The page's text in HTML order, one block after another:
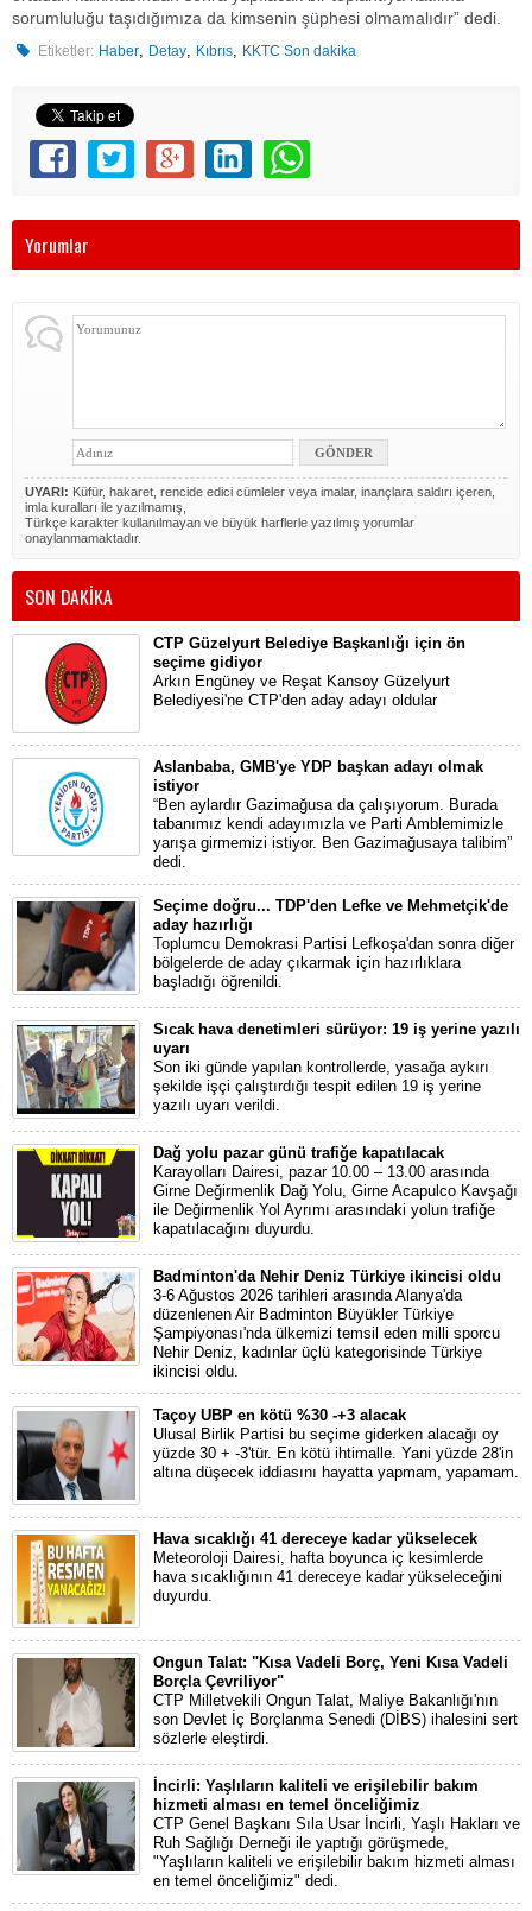
sorumluluğu taşıdığımıza da kimsenin şüphesi olmamalıdır” dedi.
Etiketler: Haber Detay Kıbrıs KKTC Son dakika
Yorumlar
UYARI: Küfür, hakaret, rencide edici cümleler veya imalar, inançlara saldırı içeren,
imla kuralları ile yazılmamış,
Türkçe karakter kullanılmayan ve büyük harflerle yazılmış yorumlar
onaylanmamaktadır.
SON DAKİKA
CTP Güzelyurt Belediye Başkanlığı için ön
seçime gidiyor
Arkın Engüney ve Reşat Kansoy Güzelyurt
Belediyesi'ne CTP'den aday adayı oldular
Aslanbaba, GMB'ye YDP başkan adayı olmak
istiyor
“Ben aylardır Gazimağusa da çalışıyorum. Burada
tabanımız kendi adayımızla ve Parti Amblemimizle
yarışa girmemizi istiyor. Ben Gazimağusaya talibim”
dedi.
Seçime doğru... TDP'den Lefke ve Mehmetçik'de
aday hazırlığı
Toplumcu Demokrasi Partisi Lefkoşa'dan sonra diğer
bölgelerde de aday çıkarmak için hazırlıklara
başladığı öğrenildi.
Sıcak hava denetimleri sürüyor: 19 iş yerine yazılı
uyarı
Son iki günde yapılan kontrollerde, yasağa aykırı
şekilde işçi çalıştırdığı tespit edilen 19 iş yerine
yazılı uyarı verildi.
Dağ yolu pazar günü trafiğe kapatılacak
Karayolları Dairesi, pazar 10.00 – 13.00 arasında
Girne Değirmenlik Dağ Yolu, Girne Acapulco Kavşağı
ile Değirmenlik Yol Ayrımı arasındaki yolun trafiğe
kapatılacağını duyurdu.
Badminton'da Nehir Deniz Türkiye ikincisi oldu
3-6 Ağustos 2026 tarihleri arasında Alanya'da
düzenlenen Air Badminton Büyükler Türkiye
Şampiyonası'nda ülkemizi temsil eden milli sporcu
Nehir Deniz, kadınlar üçlü kategorisinde Türkiye
ikincisi oldu.
Taçoy UBP en kötü %30 -+3 alacak
Ulusal Birlik Partisi bu seçime giderken alacağı oy
yüzde 30 + -3'tür. En kötü ihtimalle. Yani yüzde 28'in
altına düşecek iddiasını hayatta yapmam, yapamam.
Hava sıcaklığı 41 dereceye kadar yükselecek
Meteoroloji Dairesi, hafta boyunca iç kesimlerde
hava sıcaklığının 41 dereceye kadar yükseleceğini
duyurdu.
Ongun Talat: "Kısa Vadeli Borç, Yeni Kısa Vadeli
Borçla Çevriliyor"
CTP Milletvekili Ongun Talat, Maliye Bakanlığı'nın
son Devlet İç Borçlanma Senedi (DİBS) ihalesini sert
sözlerle eleştirdi.
İncirli: Yaşlıların kaliteli ve erişilebilir bakım
hizmeti alması en temel önceliğimiz
CTP Genel Başkanı Sıla Usar İncirli, Yaşlı Hakları ve
Ruh Sağlığı Derneği ile yaptığı görüşmede,
"Yaşlıların kaliteli ve erişilebilir bakım hizmeti alması
en temel önceliğimiz" dedi.